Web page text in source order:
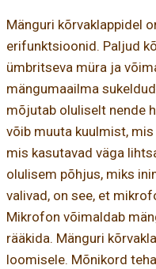
Mänguri kõrvaklappidel
erifunktsioonid. Paljud
ümbritseva müra ja
mängumaailma
mõjutab oluliselt nende
võib muuta kuulmist,
mis kasutavad väga
olulisem põhjus, miks
valivad, on see, et
Mikrofon võimaldab
rääkida. Mänguri
loomisele. Mõnikord